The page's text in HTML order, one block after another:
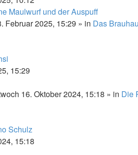
Maulwurf und der Auspuff
Februar 2025, 15:29 » in Das
15:29
16. Oktober 2024, 15:18 » in Die
Schulz
15:18